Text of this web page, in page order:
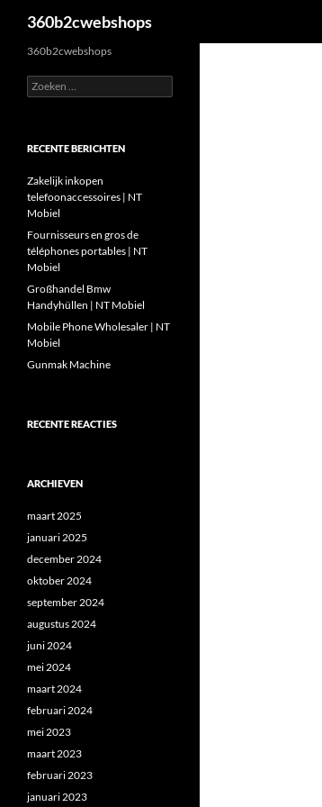
360b2cwebshops
360b2cwebshops
Zoeken
naar:
RECENTE BERICHTEN
Zakelijk inkopen
telefoonaccessoires | NT
Mobiel
Fournisseurs en gros de
téléphones portables | NT
Mobiel
Großhandel Bmw
Handyhüllen | NT Mobiel
Mobile Phone Wholesaler | NT
Mobiel
Gunmak Machine
RECENTE REACTIES
ARCHIEVEN
maart 2025
januari 2025
december 2024
oktober 2024
september 2024
augustus 2024
juni 2024
mei 2024
maart 2024
februari 2024
mei 2023
maart 2023
februari 2023
januari 2023